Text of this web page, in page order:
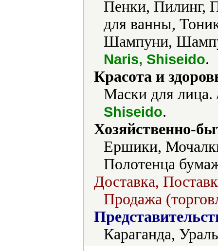
Пенки, Пилинг,
для ванны,
Шампуни,
Naris, Shiseido.
Красота и
Маски для
Shiseido.
Хозяйственно-
Ершики,
Полотенца
Доставка,
Продажа
Караганда,